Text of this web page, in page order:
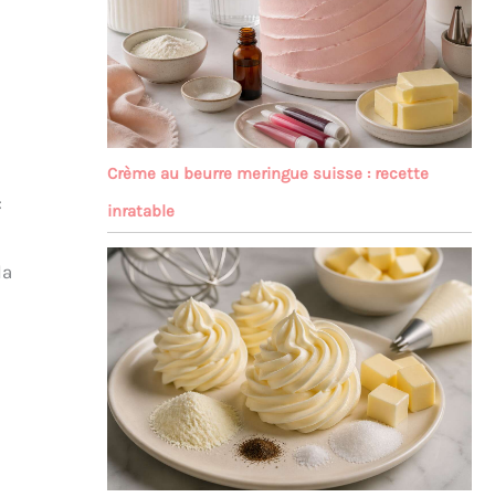
Crème au beurre meringue suisse : recette
inratable